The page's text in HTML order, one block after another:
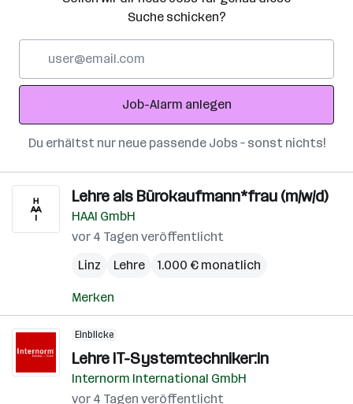
Suche schicken?
Adresse
Job-Alarm anlegen
Du erhältst nur neue passende Jobs – sonst nichts!
Lehre als Bürokaufmann*frau (m/w/d)
HAAI GmbH
vor 4 Tagen veröffentlicht
Linz
Lehre 1.000 € monatlich
Merken
Einblicke
Lehre IT-Systemtechniker:in
Internorm International GmbH
vor 4 Tagen veröffentlicht